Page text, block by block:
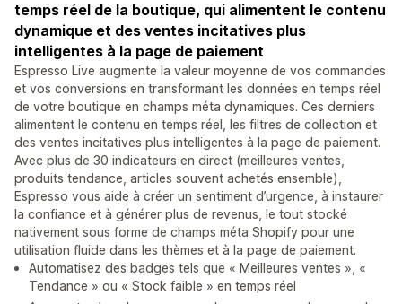
temps réel de la boutique, qui alimentent le contenu
dynamique et des ventes incitatives plus
intelligentes à la page de paiement
Espresso Live augmente la valeur moyenne de vos commandes
et vos conversions en transformant les données en temps réel
de votre boutique en champs méta dynamiques. Ces derniers
alimentent le contenu en temps réel, les filtres de collection et
des ventes incitatives plus intelligentes à la page de paiement.
Avec plus de 30 indicateurs en direct (meilleures ventes,
produits tendance, articles souvent achetés ensemble),
Espresso vous aide à créer un sentiment d’urgence, à instaurer
la confiance et à générer plus de revenus, le tout stocké
nativement sous forme de champs méta Shopify pour une
utilisation fluide dans les thèmes et à la page de paiement.
Automatisez des badges tels que « Meilleures ventes », «
Tendance » ou « Stock faible » en temps réel